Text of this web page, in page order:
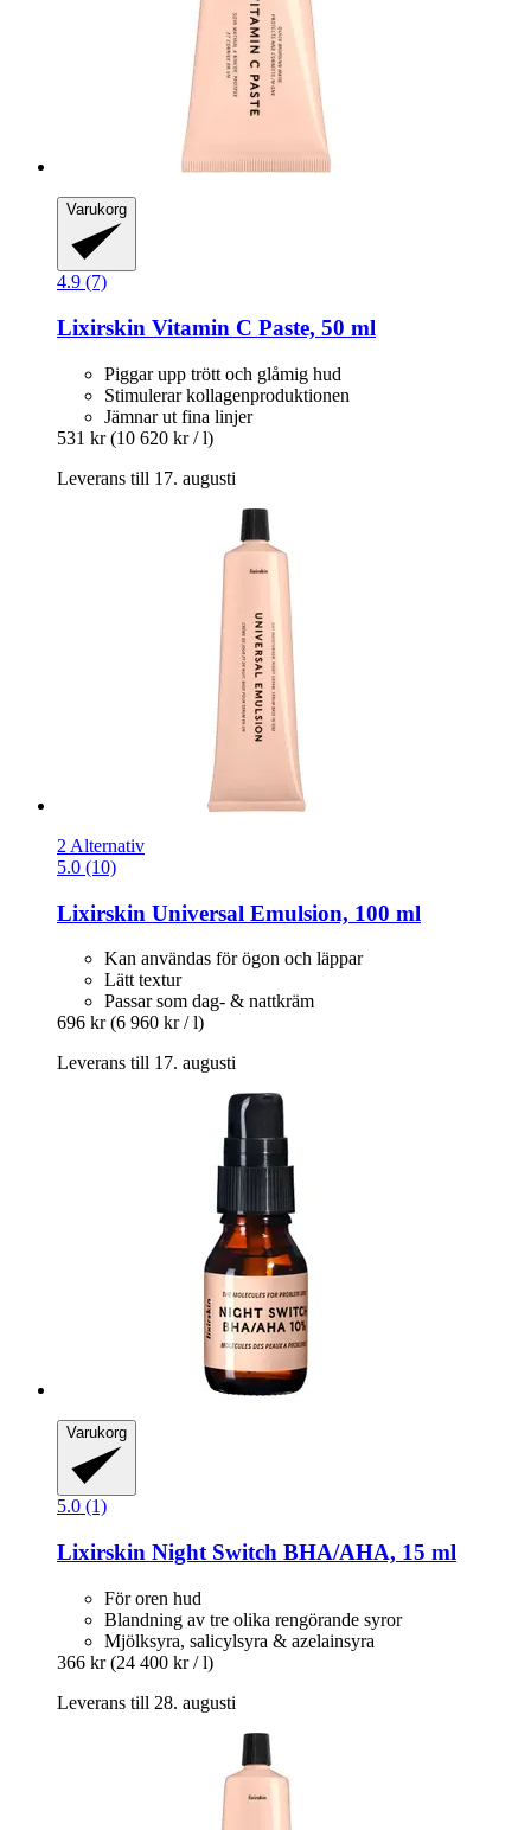
Varukorg
4.9 (7)
Lixirskin Vitamin C Paste, 50 ml
Piggar upp trött och glåmig hud
Stimulerar kollagenproduktionen
Jämnar ut fina linjer
531 kr (10 620 kr / l)
Leverans till 17. augusti
2 Alternativ
5.0 (10)
Lixirskin Universal Emulsion, 100 ml
Kan användas för ögon och läppar
Lätt textur
Passar som dag- & nattkräm
696 kr (6 960 kr / l)
Leverans till 17. augusti
Varukorg
5.0 (1)
Lixirskin Night Switch BHA/AHA, 15 ml
För oren hud
Blandning av tre olika rengörande syror
Mjölksyra, salicylsyra & azelainsyra
366 kr (24 400 kr / l)
Leverans till 28. augusti